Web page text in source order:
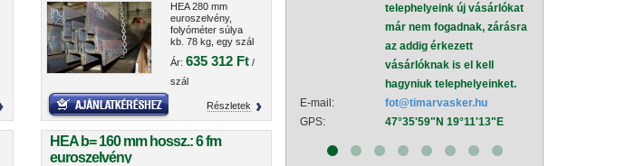
HEA 280 mm
euroszelvény,
folyóméter súlya
kb. 78 kg, egy szál
Ár: 635 312 Ft/
szál
Részletek
HEA b= 160 mm hossz.: 6 fm
euroszelvény
telephelyeink új vásárlókat
már nem fogadnak, zárásra
az addig érkezett
vásárlóknak is el kell
hagyniuk telephelyeinket.
E-mail:
fot@timarvasker.hu
GPS:
47°35'59"N 19°11'13"E